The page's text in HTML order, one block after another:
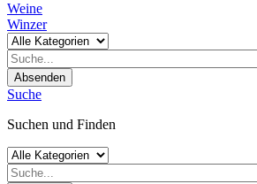
Weine
Winzer
Absenden
Suche
Suchen und Finden